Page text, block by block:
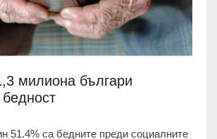
милиона българи
51.4% са бедните преди социалните